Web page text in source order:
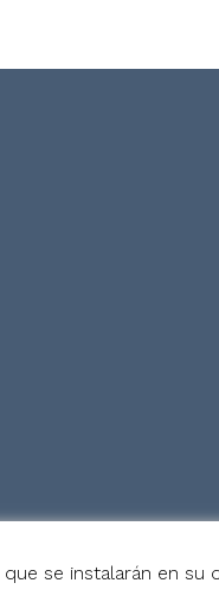
se instalarán en su